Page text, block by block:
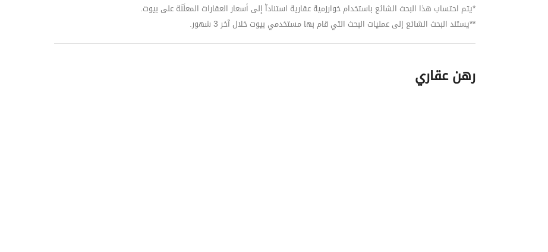
*يتم احتساب هذا البحث الشائع باستخدام خوارزمية عقارية استناداّ إلى أسعار العقارات المعلَنَة على بيوت.
**يستند البحث الشائع إلى عمليات البحث التي قام بها مستخدمي بيوت خلال آخر 3 شهور.
رهن عقاري